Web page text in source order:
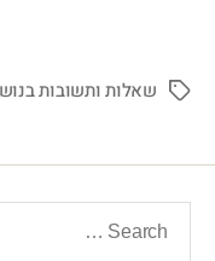
שאלות ותשובות